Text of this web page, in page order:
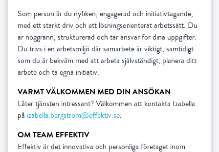
Som person är du nyfiken, engagerad och initiativtagande,
med ett starkt driv och ett lösningsorienterat arbetssätt. Du
är noggrann, strukturerad och tar ansvar för dina uppgifter.
Du trivs i en arbetsmiljö där samarbete är viktigt, samtidigt
som du är bekväm med att arbeta självständigt, planera ditt
arbete och ta egna initiativ.
VARMT VÄLKOMMEN MED DIN ANSÖKAN
Låter tjänsten intressant? Välkommen att kontakta Izabella
på izabella.bergstrom@effektiv.se.
OM TEAM EFFEKTIV
Effektiv är det innovativa och personliga företaget inom